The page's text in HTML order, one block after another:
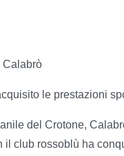
Calabrò
le prestazioni
del Crotone,
club rossoblù ha